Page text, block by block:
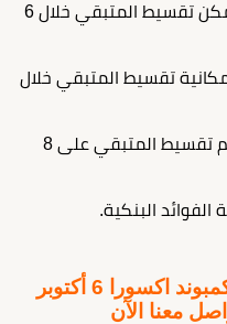
يدفع العميل مقدم تعاقد 10% ويمكن تقسيط المتبقي خلال 6
تعاقد بقيمة 15% وإمكانية تقسيط المتبقي خلال
يدفع العميل مقدم تعاقد 25% ويتم تقسيط المتبقي على 8
البنكية.
للتعرف على تحديث أسعار كمبوند اكسورا 6 أكتوبر
معنا الآن